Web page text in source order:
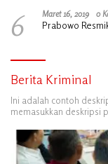
6 Maret 16, 2019 0
Prabowo
Berita Kriminal
Ini adalah contoh
memasukkan deskripsi